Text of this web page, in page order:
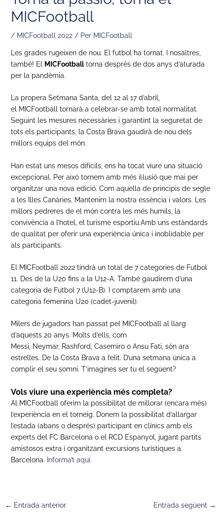
MICFootball
/ MICFootball 2022/ Per MICFootball
Les grades rugeixen de nou. El futbol ha tornat. I nosaltres,
també! El
MICFootballtorna després de dos anys d’aturada
per la pandèmia.
La propera Setmana Santa, del 12 al 17 d’abril,
el MICFootball tornarà a celebrar-se amb total normalitat.
Seguint les mesures necessàries i garantint la seguretat de
tots els participants, la Costa Brava gaudirà de nou dels
millors equips del món.
Han estat uns mesos difícils, ens ha tocat viure una situació
excepcional. Per això tornem amb més il·lusió que mai per
organitzar una nova edició. Com aquella de principis de segle
a les Illes Canàries. Mantenim la nostra essència i valors. Les
millors pedreres de el món contra les més humils, la
convivència a l’hotel, el turisme esportiu.Amb uns estàndards
de qualitat per oferir una experiència única i inoblidable per
als participants.
El MICFootball 2022 tindrà un total de 7 categories de Futbol
11. Des de la U20 fins a la U12-A. També gaudirem d’una
categoria de Futbol 7 (U12-B). I comptarem amb una
categoria femenina U20 (cadet-juvenil).
Milers de jugadors han passat pel MICFootball al llarg
d’aquests 20 anys. Molts d’ells, com
Messi, Neymar, Rashford, Casemiro o Ansu Fati, són ara
estrelles. De la Costa Brava a l’elit. D’una setmana única a
complir el seu somni. T’imagines ser tu el següent?
Vols viure una experiència més completa?
Al MICFootball oferim la possibilitat de millorar (encara més)
l’experiència en el torneig. Donem la possibilitat d’allargar
l’estada (abans o després) participant en clínics amb els
experts del FC Barcelona o el RCD Espanyol, jugant partits
amistosos extra i organitzant excursions turístiques a
Barcelona. Informa’t aquí.
← Entrada anterior Entrada següent →